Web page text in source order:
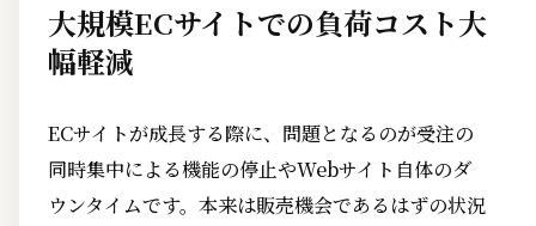
大規模ECサイトでの負荷コスト大
幅軽減
ECサイトが成長する際に、問題となるのが受注の
同時集中による機能の停止やWebサイト自体のダ
ウンタイムです。本来は販売機会であるはずの状況